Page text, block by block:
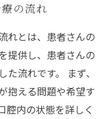
の流れ
れとは、患者さんの
提供し、患者さんの
流れです。 まず、
抱える問題や希望す
腔内の状態を詳しく